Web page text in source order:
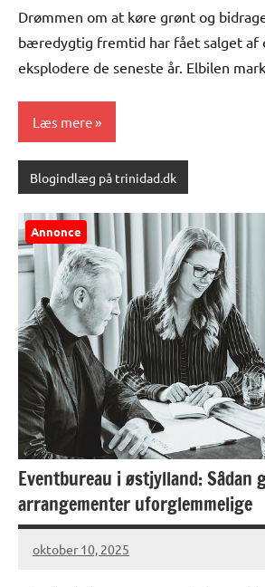
Drømmen om at køre grønt og
bæredygtig fremtid har fået salget af
eksplodere de seneste år. Elbilen
Læs mere
Blogindlæg på trinidad.dk
Annonce
Eventbureau i østjylland: Sådan
arrangementer uforglemmelige
oktober 10, 2025